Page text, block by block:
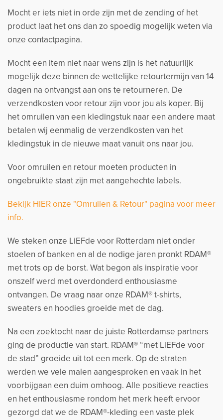
Mocht er iets niet in orde zijn met de zending of het
product laat het ons dan zo spoedig mogelijk weten via
onze contactpagina.
Mocht een item niet naar wens zijn is het natuurlijk
mogelijk deze binnen de wettelijke retourtermijn van 14
dagen na ontvangst aan ons te retourneren. De
verzendkosten voor retour zijn voor jou als koper. Bij
het omruilen van een kledingstuk naar een andere maat
betalen wij eenmalig de verzendkosten van het
kledingstuk in de nieuwe maat vanuit ons naar jou.
Voor omruilen en retour moeten producten in
ongebruikte staat zijn met aangehechte labels.
Bekijk HIER onze "Omruilen & Retour" pagina voor meer
info.
We steken onze LiEFde voor Rotterdam niet onder
stoelen of banken en al de nodige jaren pronkt RDAM®
met trots op de borst. Wat begon als inspiratie voor
onszelf werd met overdonderd enthousiasme
ontvangen. De vraag naar onze RDAM® t-shirts,
sweaters en hoodies groeide met de dag.
Na een zoektocht naar de juiste Rotterdamse partners
ging de productie van start. RDAM® “met LiEFde voor
de stad” groeide uit tot een merk. Op de straten
werden we vele malen aangesproken en vaak in het
voorbijgaan een duim omhoog. Alle positieve reacties
en het enthousiasme rondom het merk heeft ervoor
gezorgd dat we de RDAM®-kleding een vaste plek